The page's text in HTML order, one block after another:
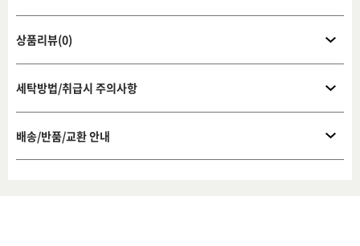
상품리뷰(0)
세탁방법/취급시 주의사항
배송/반품/교환 안내